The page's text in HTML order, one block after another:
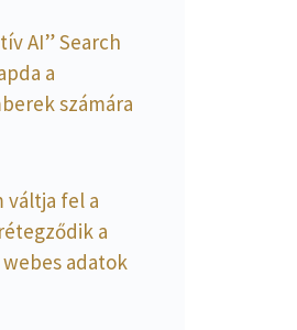
AI” Search
a
számára
váltja fel a
a
adatok